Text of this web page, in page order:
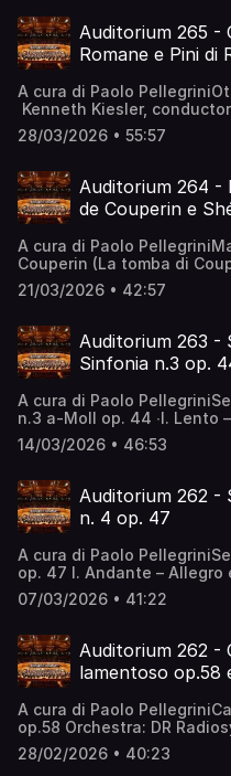
miser (soprano,
(solisti, coro) - Recordare
Ingemisco (tenore) -
Christe - Hostias 4.
(soprano, mezzosoprano,
(mezzosoprano, tenore,
(soprano, coro): - Libera
Garanca, mezzo-soprano
Pape, basso Coro e
Barenboim, direttore
Auditorium 265 -
Romane e Pini di
A cura di Paolo
Kenneth Kiesler,
Symphony OrchestraPini di
BorghesePini presso una
Orchestra Sinfonica
28/03/2026 • 55:57
Auditorium 264 -
de Couperin e
A cura di Paolo
Couperin (La tomba di
MinuettoIV. Rigodone hr-
Sinfonica della Radio di
magicoIII. L'indifferente
Sinfonica della Radio di
SopranoStanisław
21/03/2026 • 42:57
Auditorium 263 -
Sinfonia n.3 op.
A cura di Paolo
n.3 a-Moll op. 44 ∙I. Lento
ma non troppo – Allegro
Allegro – Allegro vivace –
Sinfonieorchester –
Andris Poga
14/03/2026 • 46:53
Auditorium 262 -
n. 4 op. 47
A cura di Paolo
op. 47 I. Andante –
Moderato, quasi
Sinfonica del Teatro
07/03/2026 • 41:22
Auditorium 262 -
lamentoso op.58
A cura di Paolo
op.58 Orchestra: DR
Rafael Kubelík Sinfonia nº
orgoglioso Andante
28/02/2026 • 40:23